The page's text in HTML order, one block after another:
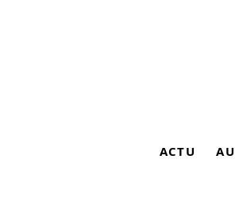
ACTU